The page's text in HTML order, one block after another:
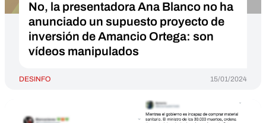
No, la presentadora Ana Blanco no ha
anunciado un supuesto proyecto de
inversión de Amancio Ortega: son
vídeos manipulados
DESINFO 15/01/2024